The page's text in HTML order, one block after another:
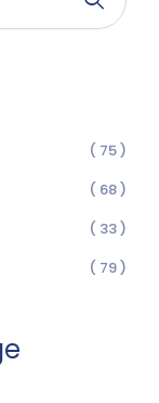
( 75 )
( 68 )
( 33 )
( 79 )